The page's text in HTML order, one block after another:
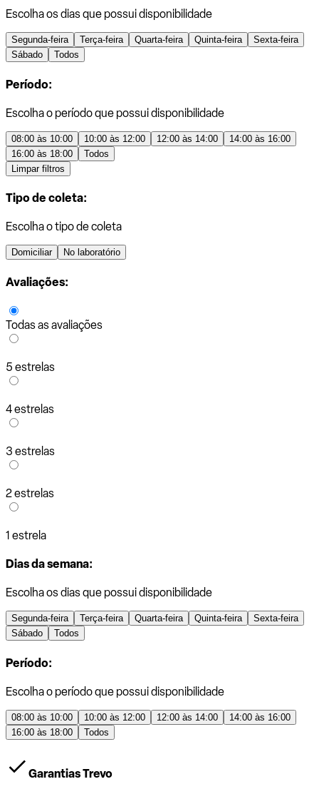
Escolha os dias que possui disponibilidade
Segunda-feira Terça-feira Quarta-feira Quinta-feira
Sexta-feira
Sábado
Todos
Período:
Escolha o período que possui disponibilidade
08:00 às 10:00 10:00 às 12:00 12:00 às 14:00
14:00 às 16:00
16:00 às 18:00
Todos
Limpar filtros
Tipo de coleta:
Escolha o tipo de coleta
Domiciliar No laboratório
Avaliações:
Todas as avaliações
5 estrelas
4 estrelas
3 estrelas
2 estrelas
1 estrela
Dias da semana:
Escolha os dias que possui disponibilidade
Segunda-feira Terça-feira Quarta-feira Quinta-feira
Sexta-feira
Sábado
Todos
Período:
Escolha o período que possui disponibilidade
08:00 às 10:00 10:00 às 12:00 12:00 às 14:00
14:00 às 16:00
16:00 às 18:00
Todos
Garantias Trevo